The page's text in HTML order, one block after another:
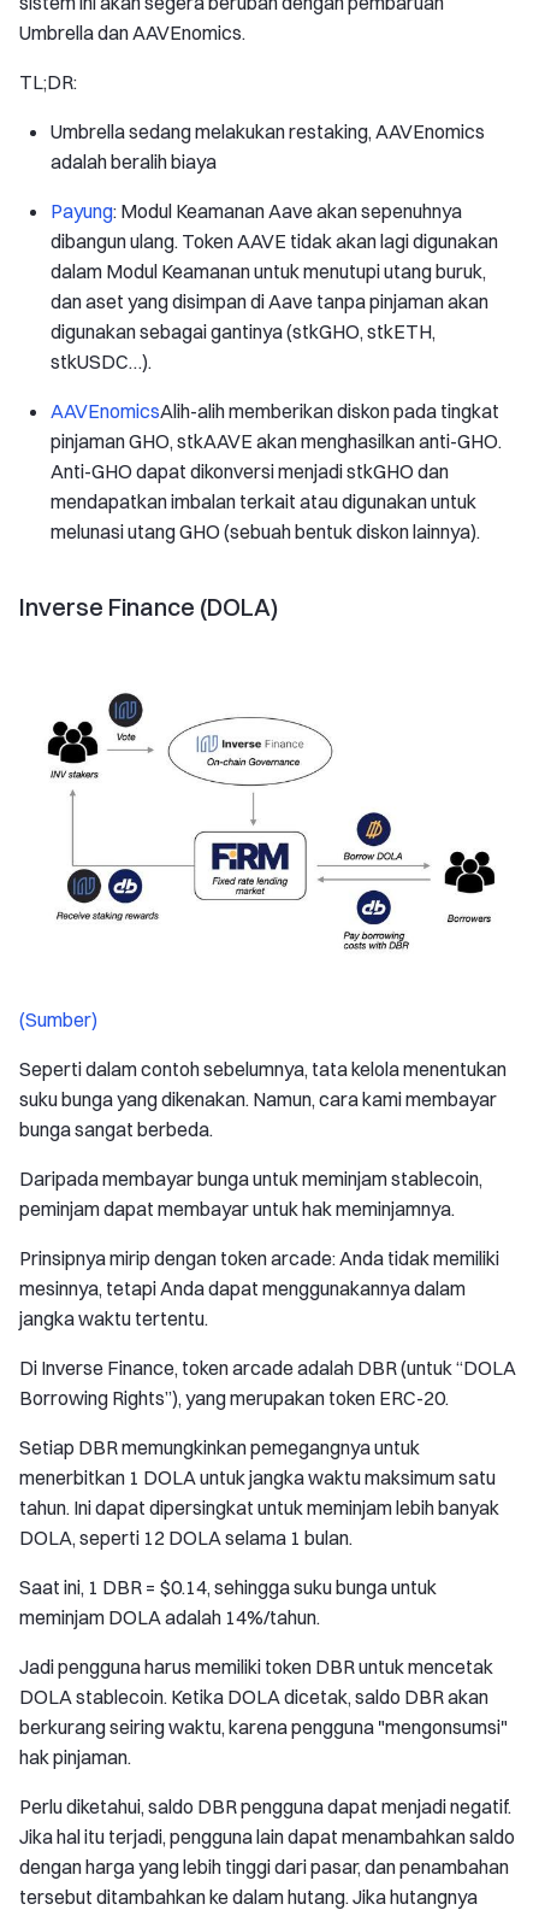
Umbrella dan AAVEnomics.
TL;DR:
Umbrella sedang melakukan restaking, AAVEnomics
adalah beralih biaya
Payung: Modul Keamanan Aave akan sepenuhnya
dibangun ulang. Token AAVE tidak akan lagi digunakan
dalam Modul Keamanan untuk menutupi utang buruk,
dan aset yang disimpan di Aave tanpa pinjaman akan
digunakan sebagai gantinya (stkGHO, stkETH,
stkUSDC…).
AAVEnomicsAlih-alih memberikan diskon pada tingkat
pinjaman GHO, stkAAVE akan menghasilkan anti-GHO.
Anti-GHO dapat dikonversi menjadi stkGHO dan
mendapatkan imbalan terkait atau digunakan untuk
melunasi utang GHO (sebuah bentuk diskon lainnya).
Inverse Finance (DOLA)
(Sumber)
Seperti dalam contoh sebelumnya, tata kelola menentukan
suku bunga yang dikenakan. Namun, cara kami membayar
bunga sangat berbeda.
Daripada membayar bunga untuk meminjam stablecoin,
peminjam dapat membayar untuk hak meminjamnya.
Prinsipnya mirip dengan token arcade: Anda tidak memiliki
mesinnya, tetapi Anda dapat menggunakannya dalam
jangka waktu tertentu.
Di Inverse Finance, token arcade adalah DBR (untuk “DOLA
Borrowing Rights”), yang merupakan token ERC-20.
Setiap DBR memungkinkan pemegangnya untuk
menerbitkan 1 DOLA untuk jangka waktu maksimum satu
tahun. Ini dapat dipersingkat untuk meminjam lebih banyak
DOLA, seperti 12 DOLA selama 1 bulan.
Saat ini, 1 DBR = $0.14, sehingga suku bunga untuk
meminjam DOLA adalah 14%/tahun.
Jadi pengguna harus memiliki token DBR untuk mencetak
DOLA stablecoin. Ketika DOLA dicetak, saldo DBR akan
berkurang seiring waktu, karena pengguna "mengonsumsi"
hak pinjaman.
Perlu diketahui, saldo DBR pengguna dapat menjadi negatif.
Jika hal itu terjadi, pengguna lain dapat menambahkan saldo
dengan harga yang lebih tinggi dari pasar, dan penambahan
tersebut ditambahkan ke dalam hutang. Jika hutangnya